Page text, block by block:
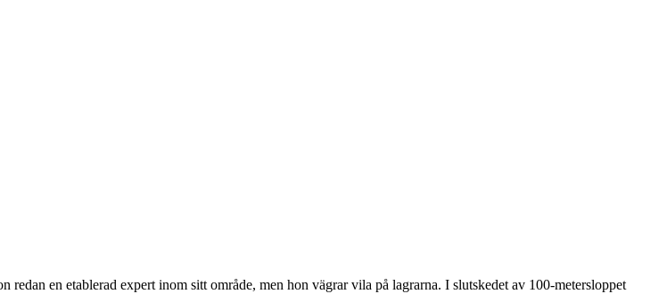
en etablerad expert inom sitt område, men hon vägrar vila på lagrarna. I slutskedet av 100-metersloppet